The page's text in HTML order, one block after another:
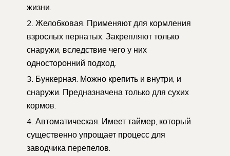
жизни.
Желобковая. Применяют для кормления
взрослых пернатых. Закрепляют только
снаружи, вследствие чего у них
односторонний подход.
Бункерная. Можно крепить и внутри, и
снаружи. Предназначена только для сухих
кормов.
Автоматическая. Имеет таймер, который
существенно упрощает процесс для
заводчика перепелов.